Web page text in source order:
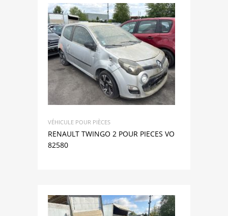
VÉHICULE POUR PIÈCES
RENAULT TWINGO 2 POUR PIECES VO
82580